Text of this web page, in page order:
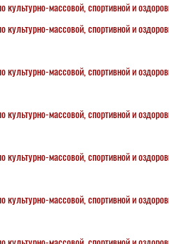
культурно-массовой, спортивной и
культурно-массовой, спортивной и
культурно-массовой, спортивной и
культурно-массовой, спортивной и
культурно-массовой, спортивной и
культурно-массовой, спортивной и